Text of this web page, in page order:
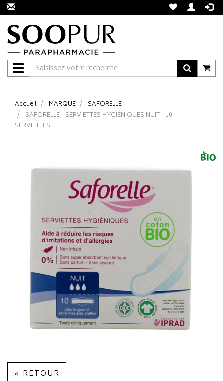
Navigation
Accueil MARQUE
SAFORELLE
SAFORELLE - SERVIETTES HYGIÉNIQUES NUIT - 10
SERVIETTES
« RETOUR